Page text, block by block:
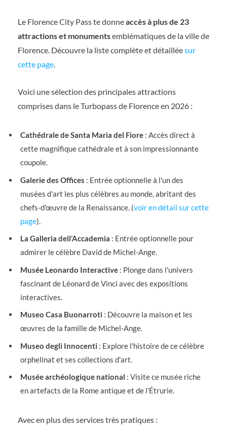
Le Florence City Pass te donneaccès à plus de 23
attractions et monumentsemblématiques de la ville de
Florence. Découvre la liste complète et détailléesur
cette page.
Voici une sélection des principales attractions
comprises dans le Turbopass de Florence en 2026 :
Cathédrale de Santa Maria del Fiore : Accès direct à
cette magnifique cathédrale et à son impressionnante
coupole.
Galerie des Offices : Entrée optionnelle à l'un des
musées d'art les plus célèbres au monde, abritant des
chefs-d'œuvre de la Renaissance. (voir en détail sur cette
page).
La Galleria dell’Accademia : Entrée optionnelle pour
admirer le célèbre David de Michel-Ange.
Musée Leonardo Interactive : Plonge dans l'univers
fascinant de Léonard de Vinci avec des expositions
interactives.
Museo Casa Buonarroti : Découvre la maison et les
œuvres de la famille de Michel-Ange.
Museo degli Innocenti : Explore l'histoire de ce célèbre
orphelinat et ses collections d'art.
Musée archéologique national : Visite ce musée riche
en artefacts de la Rome antique et de l'Étrurie.
Avec en plus des services très pratiques :